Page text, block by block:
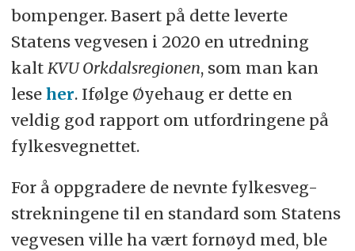
bompenger. Basert på dette leverte
Statens vegvesen i 2020 en utredning
kalt KVU Orkdalsregionen, som man kan
lese her. Ifølge Øyehaug er dette en
veldig god rapport om utfordringene på
fylkesvegnettet.
For å oppgradere de nevnte fylkesveg-
strekningene til en standard som Statens
vegvesen ville ha vært fornøyd med, ble